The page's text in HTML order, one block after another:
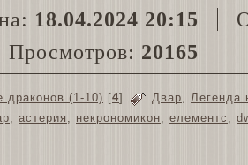
18.04.2024 20:15
Просмотров: 20165
драконов (1-10) [4] Двар, Легенда
астерия некрономикон елементс